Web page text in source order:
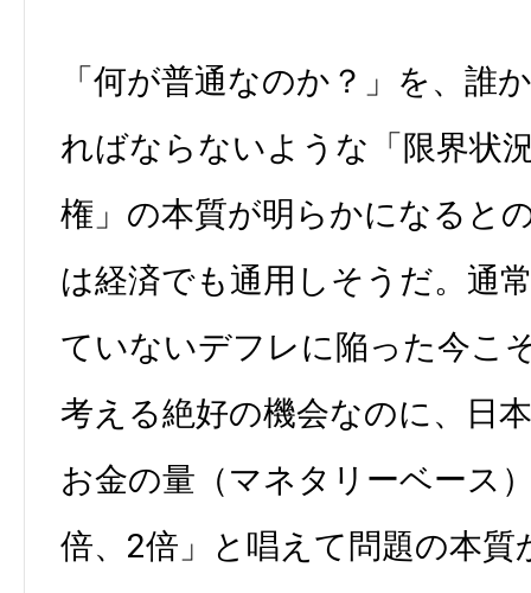
「何が普通なのか？」を、誰
ればならないような「限界状
権」の本質が明らかになると
は経済でも通用しそうだ。通
ていないデフレに陥った今こ
考える絶好の機会なのに、日
お金の量（マネタリーベース
倍、2倍」と唱えて問題の本